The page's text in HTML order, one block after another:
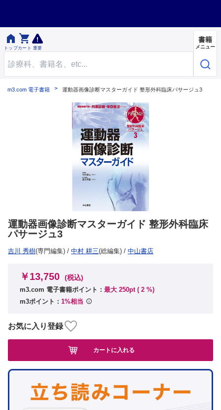

トップ

カート 重要
書籍
メニュー
m3.com 電子書籍 運動器画像診断マスターガイド 整形外科臨床パサージュ3
運動器画像診断マスターガイド 整形外科臨床
パサージュ3
吉川 秀樹(専門編集) / 中村 耕三(総編集) / 中山書店
￥13,750 (税込)
m3.com 電子書籍ポイント： 最大 250pt ( 2 %)
m3ポイント： 1%相当
お気に入り登録
カートに入れる